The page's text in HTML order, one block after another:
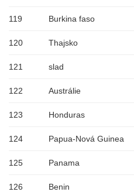
119 Burkina faso
120 Thajsko
121 slad
122 Austrálie
123 Honduras
124 Papua-Nová Guinea
125 Panama
126 Benin